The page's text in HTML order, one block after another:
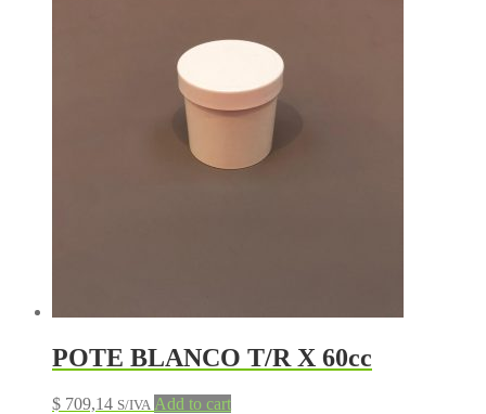
POTE BLANCO T/R X 60cc
$ 709,14 S/IVA Add to cart